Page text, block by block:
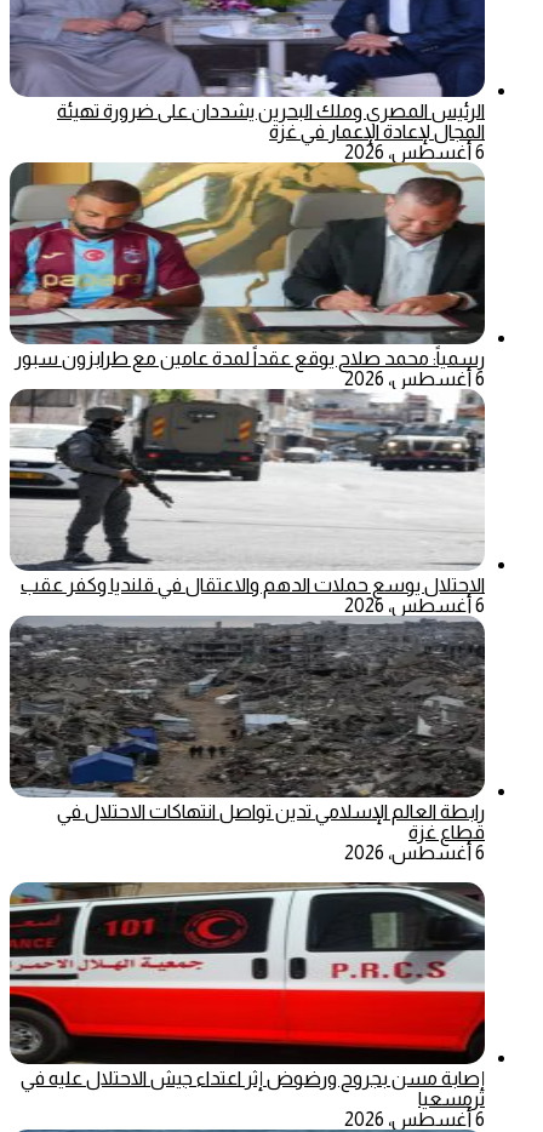
الرئيس المصري وملك البحرين يشددان على ضرورة تهيئة
المجال لإعادة الإعمار في غزة
6 أغسطس، 2026
رسمياً: محمد صلاح يوقع عقداً لمدة عامين مع طرابزون سبور
6 أغسطس، 2026
الاحتلال يوسع حملات الدهم والاعتقال في قلنديا وكفر عقب
6 أغسطس، 2026
رابطة العالم الإسلامي تدين تواصل انتهاكات الاحتلال في
قطاع غزة
6 أغسطس، 2026
إصابة مسن بجروح ورضوض إثر اعتداء جيش الاحتلال عليه في
ترمسعيا
6 أغسطس، 2026